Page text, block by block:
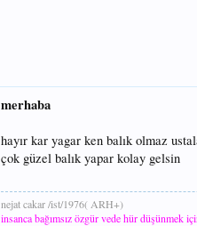
merhaba
hayır kar yagar ken balık olmaz
çok güzel balık yapar kolay gelsin
nejat cakar /ist/1976( ARH+)
insanca bağımsız özgür vede hür düşünmek